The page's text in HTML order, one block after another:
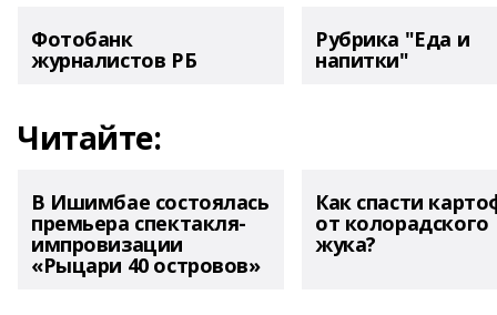
Фотобанк
журналистов РБ
Рубрика "Еда и
напитки"
Читайте:
В Ишимбае состоялась
премьера спектакля-
импровизации
«Рыцари 40 островов»
Как спасти
от колорадского
жука?